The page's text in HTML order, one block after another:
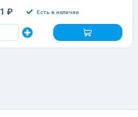
₽ Есть в наличии